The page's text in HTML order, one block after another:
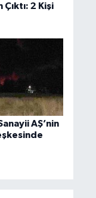
2 Kişi
AŞ’nin